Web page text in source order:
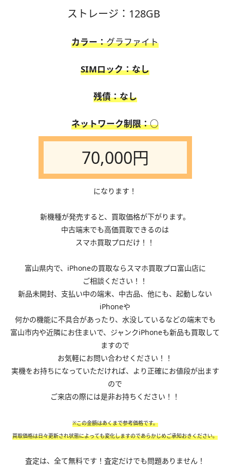
ストレージ ：128GB
カラー：グラファイト
SIMロック：なし
残債：なし
ネットワーク制限：○
70,000円
になります！
新機種が発売すると、買取価格が下がります。
中古端末でも高価買取できるのは
スマホ買取プロだけ！！
富山県内で、iPhoneの買取ならスマホ買取プロ富山店に
ご相談ください！！
新品未開封、支払い中の端末、中古品、他にも、起動しない
iPhoneや
何かの機能に不具合があったり、水没しているなどの端末でも
富山市内や近隣にお住まいで、ジャンクiPhoneも新品も買取して
ますので
お気軽にお問い合わせください！！
実機をお持ちになっていただければ、より正確にお値段が出ます
ので
ご来店の際には是非お持ちください！！
※この金額はあくまで参考価格です。
買取価格は日々更新され状態によっても変化しますのであらかじめご承知おきください。
査定は、全て無料です！査定だけでも問題ありません！